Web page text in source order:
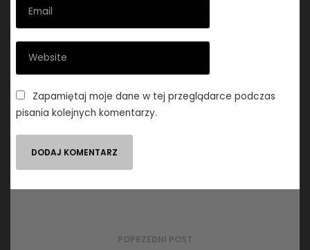
Zapamiętaj moje dane w tej przeglądarce podczas
pisania kolejnych komentarzy.
POPRZEDNI POST